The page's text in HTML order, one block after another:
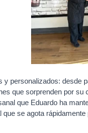
y personalizados: desde
que sorprenden por
que Eduardo ha
se agota